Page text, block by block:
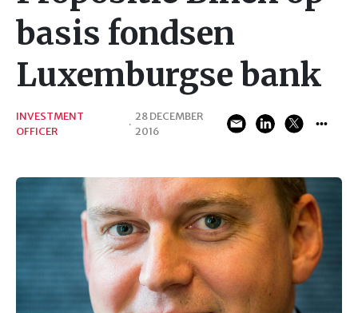
basis fondsen
Luxemburgse bank
INVESTMENT
OFFICER
·
28 DECEMBER
2016